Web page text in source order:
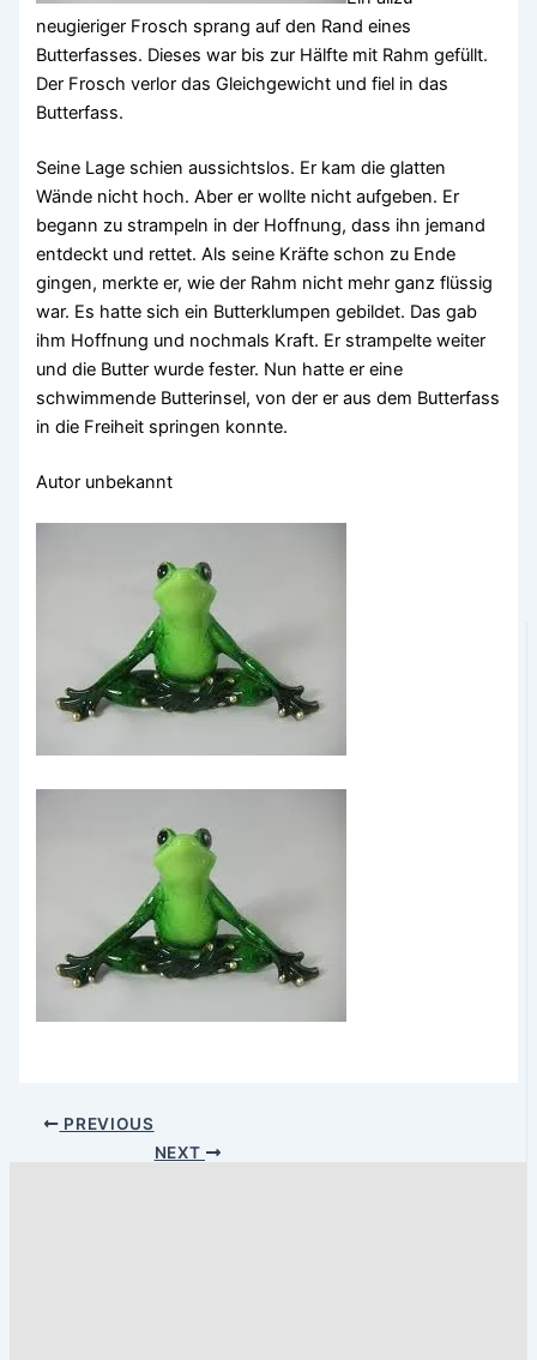
neugieriger Frosch sprang auf den Rand eines
Butterfasses. Dieses war bis zur Hälfte mit Rahm gefüllt.
Der Frosch verlor das Gleichgewicht und fiel in das
Butterfass.
Seine Lage schien aussichtslos. Er kam die glatten
Wände nicht hoch. Aber er wollte nicht aufgeben. Er
begann zu strampeln in der Hoffnung, dass ihn jemand
entdeckt und rettet. Als seine Kräfte schon zu Ende
gingen, merkte er, wie der Rahm nicht mehr ganz flüssig
war. Es hatte sich ein Butterklumpen gebildet. Das gab
ihm Hoffnung und nochmals Kraft. Er strampelte weiter
und die Butter wurde fester. Nun hatte er eine
schwimmende Butterinsel, von der er aus dem Butterfass
in die Freiheit springen konnte.
Autor unbekannt
PREVIOUS
NEXT